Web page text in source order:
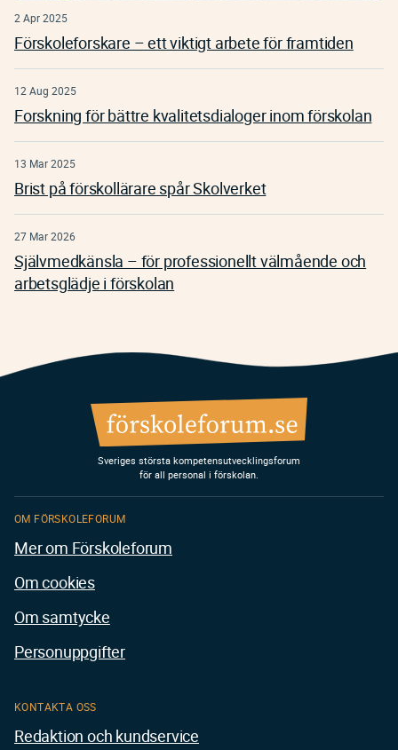
2 Apr 2025
Förskoleforskare – ett viktigt arbete för framtiden
12 Aug 2025
Forskning för bättre kvalitetsdialoger inom förskolan
13 Mar 2025
Brist på förskollärare spår Skolverket
27 Mar 2026
Självmedkänsla – för professionellt välmående och
arbetsglädje i förskolan
Sveriges största kompetensutvecklingsforum
för all personal i förskolan.
KONTAKTA OSS
Redaktion och kundservice
OM FÖRSKOLEFORUM
Mer om Förskoleforum
Om cookies
Om samtycke
Personuppgifter